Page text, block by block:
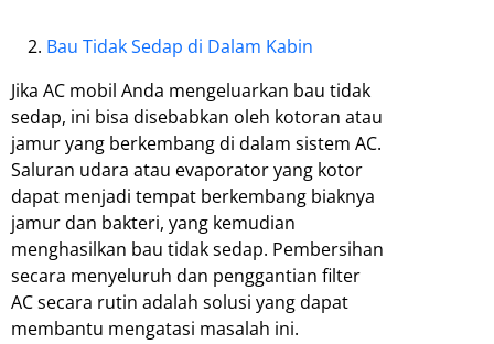
Bau Tidak Sedap di Dalam Kabin
Jika AC mobil Anda mengeluarkan bau tidak
sedap, ini bisa disebabkan oleh kotoran atau
jamur yang berkembang di dalam sistem AC.
Saluran udara atau evaporator yang kotor
dapat menjadi tempat berkembang biaknya
jamur dan bakteri, yang kemudian
menghasilkan bau tidak sedap. Pembersihan
secara menyeluruh dan penggantian filter
AC secara rutin adalah solusi yang dapat
membantu mengatasi masalah ini.